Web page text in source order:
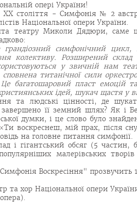
опері України!
ХХ століття - Симфонія № 2
Національної опери України.
театру Миколи Дядюри,
симфонічний цикл,
колективу. Розширений
у звичній нам
титанічної сили
Це багатошаровий пласт емоцій
ідей, шукач щастя у
та людські цінності, де
її земний шлях? Як і
думки, і це слово було
воскреснеш, мій прах, після
на головне питання симфонії.
і гігантський обсяг (5
малерівських
Воскресіння" прозвучить
та хор Національної опери